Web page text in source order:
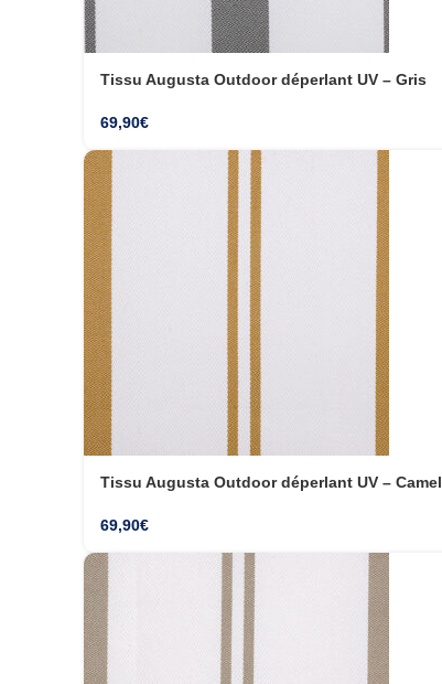
Tissu Augusta Outdoor déperlant UV – Gris
69,90€
Tissu Augusta Outdoor déperlant UV – Camel
69,90€